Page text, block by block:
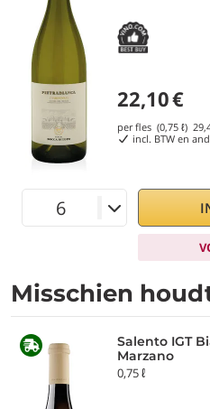
22,10€
per fles (0,75 ℓ)
incl. BTW en
Misschien
Salento IGT
Marzano
0,75 ℓ